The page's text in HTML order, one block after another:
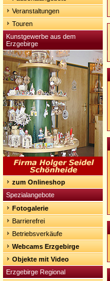
Veranstaltungen
Touren
Kunstgewerbe aus dem
Erzgebirge
zum Onlineshop
Spezialangebote
Fotogalerie
Barrierefrei
Betriebsverkäufe
Webcams Erzgebirge
Objekte mit Video
Erzgebirge Regional